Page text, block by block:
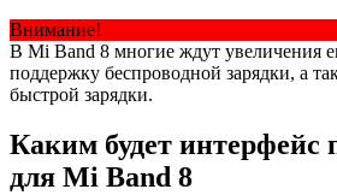
Внимание!
В Mi Band 8 многие ждут увеличения
поддержку беспроводной зарядки, а
быстрой зарядки.
Каким будет интерфейс
для Mi Band 8